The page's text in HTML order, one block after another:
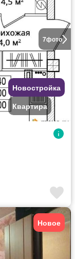
7фото
Новостройка
Квартира
Новое